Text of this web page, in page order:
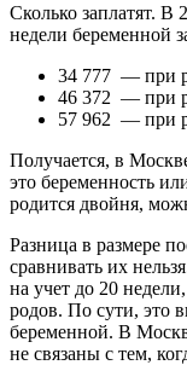
Сколько заплатят. В
недели беременной
34 777 — при
46 372 — при
57 962 — при
Получается, в
это беременность
родится двойня,
Разница в размере
сравнивать их
на учет до 20
родов. По сути, это
беременной. В
не связаны с тем,